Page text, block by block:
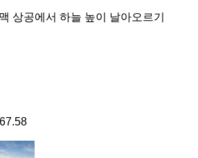
상공에서 하늘 높이 날아오르기